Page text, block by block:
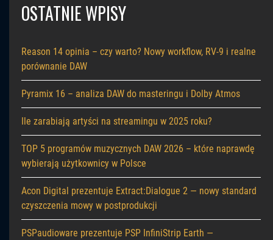
OSTATNIE WPISY
Reason 14 opinia – czy warto? Nowy workflow, RV-9 i realne
porównanie DAW
Pyramix 16 – analiza DAW do masteringu i Dolby Atmos
Ile zarabiają artyści na streamingu w 2025 roku?
TOP 5 programów muzycznych DAW 2026 – które naprawdę
wybierają użytkownicy w Polsce
Acon Digital prezentuje Extract:Dialogue 2 — nowy standard
czyszczenia mowy w postprodukcji
PSPaudioware prezentuje PSP InfiniStrip Earth —